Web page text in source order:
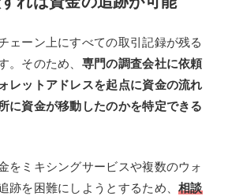
ェーン上にすべての取引記録が残る
。そのため、 専門の調査会社に依頼
レットアドレスを起点に資金の流れ
に資金が移動したのかを特定できる
をミキシングサービスや複数のウォ
跡を困難にしようとするため、相談